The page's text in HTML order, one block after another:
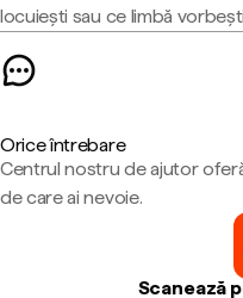
locuiești sau ce limbă
Orice întrebare
Centrul nostru de ajutor
de care ai nevoie.
Scanează